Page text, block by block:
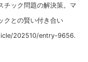
チック問題の解決策。マ
クとの賢い付き合い
202510/entry-9656.